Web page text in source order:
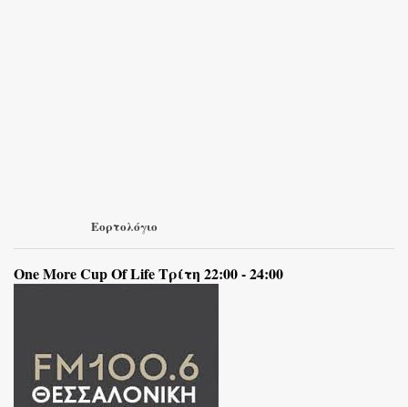
Εορτολόγιο
One More Cup Of Life Τρίτη 22:00 - 24:00